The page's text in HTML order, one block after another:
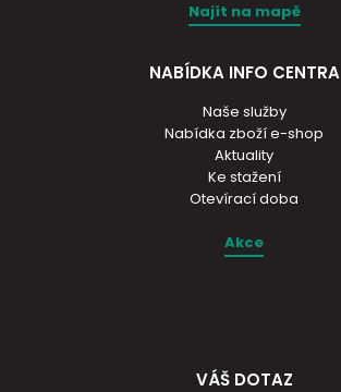
Najít na mapě
NABÍDKA INFO CENTRA
Naše služby
Nabídka zboží e-shop
Aktuality
Ke stažení
Otevírací doba
Akce
VÁŠ DOTAZ